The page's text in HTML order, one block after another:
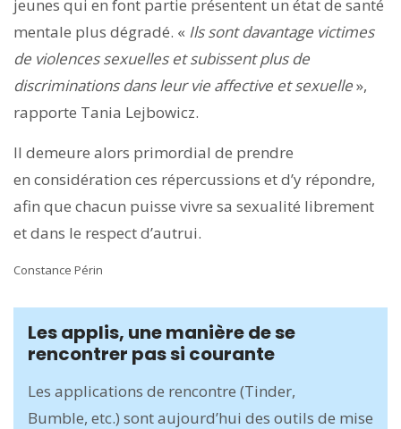
jeunes qui en font partie présentent un état de santé
mentale plus dégradé. « Ils sont davantage victimes
de violencessexuelles et subissent plus de
discriminations dans leur vie affective et sexuelle»,
rapporte Tania Lejbowicz.
Il demeure alors primordial de prendre
en considération ces répercussions et d’y répondre,
afin que chacun puisse vivre sa sexualité librement
et dans le respect d’autrui.
Constance Périn
Les applis, une manière de se
rencontrer pas si courante
Les applications de rencontre (Tinder,
Bumble, etc.) sont aujourd’hui des outils de mise